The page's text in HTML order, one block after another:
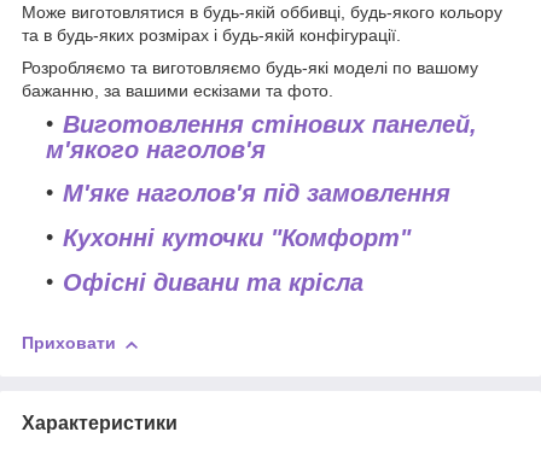
Може виготовлятися в будь-якій оббивці, будь-якого кольору
та в будь-яких розмірах і будь-якій конфігурації.
Розробляємо та виготовляємо будь-які моделі по вашому
бажанню, за вашими ескізами та фото.
Виготовлення стінових панелей,
м'якого наголов'я
М'яке наголов'я під замовлення
Кухонні куточки "Комфорт"
Офісні дивани та крісла
Приховати
Характеристики